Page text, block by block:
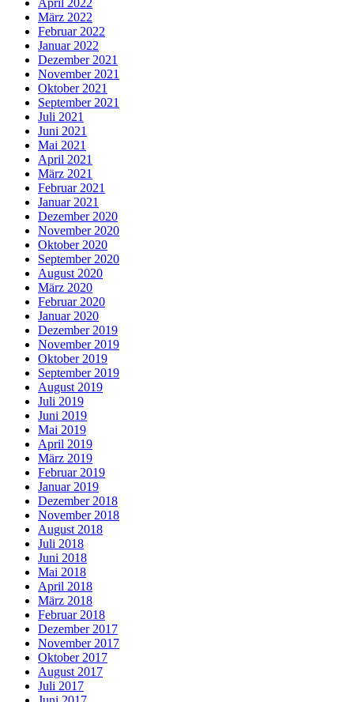
März 2022
Februar 2022
Januar 2022
Dezember 2021
November 2021
Oktober 2021
September 2021
Juli 2021
Juni 2021
Mai 2021
April 2021
März 2021
Februar 2021
Januar 2021
Dezember 2020
November 2020
Oktober 2020
September 2020
August 2020
März 2020
Februar 2020
Januar 2020
Dezember 2019
November 2019
Oktober 2019
September 2019
August 2019
Juli 2019
Juni 2019
Mai 2019
April 2019
März 2019
Februar 2019
Januar 2019
Dezember 2018
November 2018
August 2018
Juli 2018
Juni 2018
Mai 2018
April 2018
März 2018
Februar 2018
Dezember 2017
November 2017
Oktober 2017
August 2017
Juli 2017